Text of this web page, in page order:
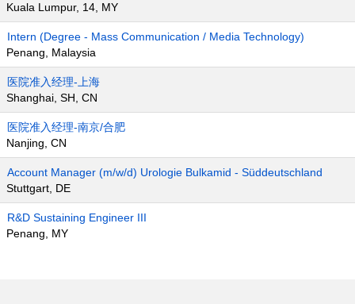
Kuala Lumpur, 14, MY
Intern (Degree - Mass Communication / Media Technology)
Penang, Malaysia
医院准入经理-上海
Shanghai, SH, CN
医院准入经理-南京/合肥
Nanjing, CN
Account Manager (m/w/d) Urologie Bulkamid - Süddeutschland
Stuttgart, DE
R&D Sustaining Engineer III
Penang, MY